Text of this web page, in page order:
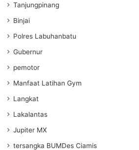
Tanjungpinang
Binjai
Polres Labuhanbatu
Gubernur
pemotor
Manfaat Latihan Gym
Langkat
Lakalantas
Jupiter MX
tersangka BUMDes Ciamis